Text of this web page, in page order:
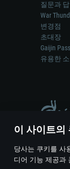
이 사이트의
당사는 쿠키를 사
디어 기능 제공과
질문과
War
변경점
초대장
Gaijin Pass
유용한
게임 에
©
이용 약관